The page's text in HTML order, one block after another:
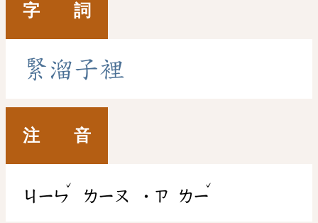
字 詞
緊溜子裡
注 音
ㄐㄧㄣ
ˇ
ㄌㄧㄡ ˙ㄗ ㄌㄧ
ˇ